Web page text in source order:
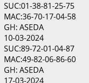
SUC:01-38-81-25-75
MAC:36-70-17-04-58
GH: ASEDA
10-03-2024
SUC:89-72-01-04-87
MAC:49-82-06-86-60
GH: ASEDA
17-03-2024